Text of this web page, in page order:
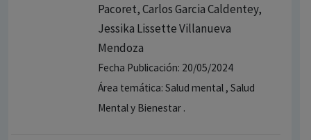
Pacoret, Carlos Garcia Caldentey,
Jessika Lissette Villanueva
Mendoza
Fecha Publicación: 20/05/2024
Área temática: Salud mental , Salud
Mental y Bienestar .